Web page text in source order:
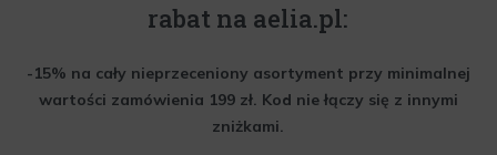
rabat na aelia.pl:
-15% na cały nieprzeceniony asortyment przy minimalnej
wartości zamówienia 199 zł. Kod nie łączy się z innymi
zniżkami.